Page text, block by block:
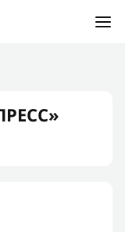
и сообщим